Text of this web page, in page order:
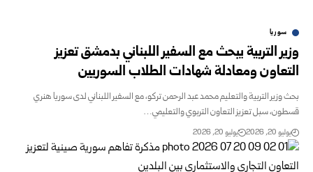
سوريا
وزير التربية يبحث مع السفير اللبناني بدمشق تعزيز
التعاون ومعادلة شهادات الطلاب السوريين
بحث وزير التربية والتعليم محمد عبد الرحمن تركو، مع السفير اللبناني لدى سوريا هنري
‏قسطون، سبل تعزيز التعاون التربوي والتعليمي…
يوليو 20, 2026 يوليو 20, 2026